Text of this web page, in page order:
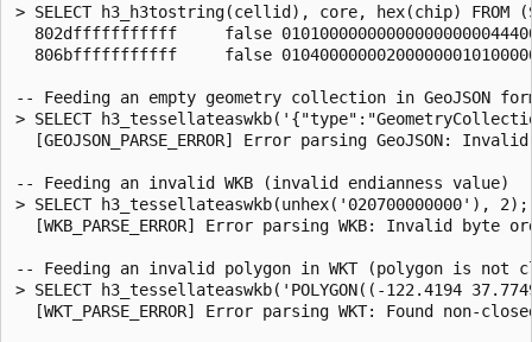
> SELECT h3_h3tostring(cellid), core, hex(chip) FROM
802dfffffffffff     false
806bfffffffffff     false
-- Feeding an empty geometry collection in GeoJSON
> SELECT
[GEOJSON_PARSE_ERROR] Error parsing GeoJSON:
-- Feeding an invalid WKB (invalid endianness value)
> SELECT h3_tessellateaswkb(unhex('020700000000'), 2);
[WKB_PARSE_ERROR] Error parsing WKB: Invalid byte
-- Feeding an invalid polygon in WKT (polygon is not
> SELECT h3_tessellateaswkb('POLYGON((-122.4194
[WKT_PARSE_ERROR] Error parsing WKT: Found non-